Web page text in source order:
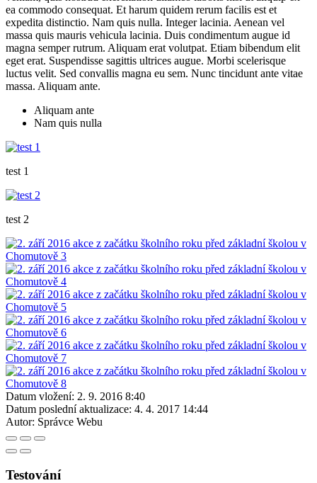
ea commodo consequat. Et harum quidem rerum facilis est et
expedita distinctio. Nam quis nulla. Integer lacinia. Aenean vel
massa quis mauris vehicula lacinia. Duis condimentum augue id
magna semper rutrum. Aliquam erat volutpat. Etiam bibendum elit
eget erat. Suspendisse sagittis ultrices augue. Morbi scelerisque
luctus velit. Sed convallis magna eu sem. Nunc tincidunt ante vitae
massa. Aliquam ante.
Aliquam ante
Nam quis nulla
test 1
test 2
Datum vložení: 2. 9. 2016 8:40
Datum poslední aktualizace: 4. 4. 2017 14:44
Autor: Správce Webu
Testování